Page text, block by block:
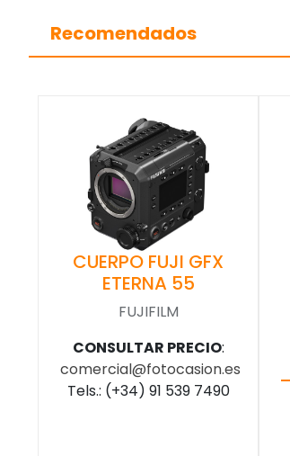
Recomendados
CUERPO FUJI GFX
ETERNA 55
FUJIFILM
CONSULTAR PRECIO:
comercial@fotocasion.es
Tels.: (+34) 91 539 7490